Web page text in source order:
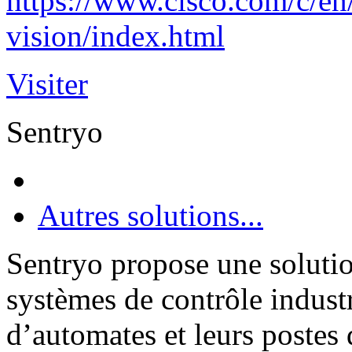
vision/index.html
Visiter
Sentryo
Autres solutions...
Sentryo propose une
systèmes de contrôle
d’automates et leurs